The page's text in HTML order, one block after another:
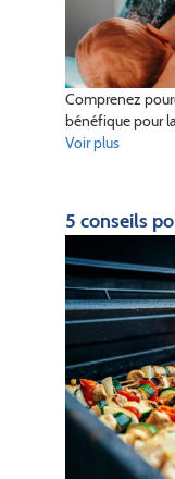
Comprenez
bénéfique pour
Voir plus
5 conseils